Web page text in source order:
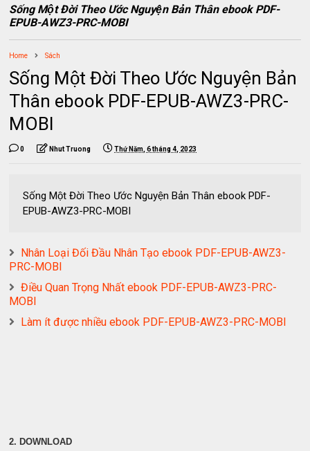
Sống Một Đời Theo Ước Nguyện Bản Thân ebook PDF-
EPUB-AWZ3-PRC-MOBI
Home Sách
Sống Một Đời Theo Ước Nguyện Bản
Thân ebook PDF-EPUB-AWZ3-PRC-
MOBI
0 Nhut Truong Thứ Năm, 6 tháng 4, 2023
Sống Một Đời Theo Ước Nguyện Bản Thân ebook PDF-
EPUB-AWZ3-PRC-MOBI
Nhân Loại Đối Đầu Nhân Tạo ebook PDF-EPUB-AWZ3-
PRC-MOBI
Điều Quan Trọng Nhất ebook PDF-EPUB-AWZ3-PRC-
MOBI
Làm ít được nhiều ebook PDF-EPUB-AWZ3-PRC-MOBI
2. DOWNLOAD